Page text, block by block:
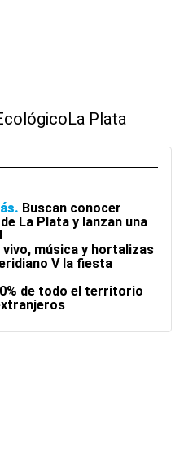
La Plata
Buscan conocer
La Plata y lanzan una
vivo, música y hortalizas
V la fiesta
de todo el territorio